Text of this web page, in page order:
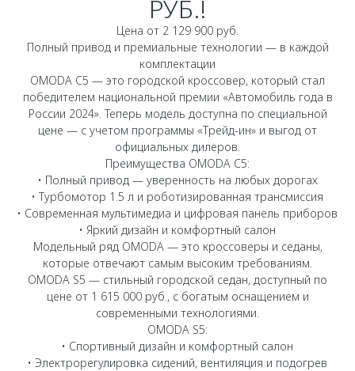
Кредитный калькулятор
Одежда и сувениры
Оригинальные аксессуары
Трейд-ин
Калькулятор трейд-ин
O&J Автоклуб
Клуб владельцев OMODA
Приложение O&J
Аксессуары
Одежда и сувениры
Оригинальные аксессуары
Запчасти
РУБ.!
Цена от 2 129 900 руб.
Полный привод и премиальные технологии — в каждой
комплектации
OMODA C5 — это городской кроссовер, который стал
победителем национальной премии «Автомобиль года в
России 2024». Теперь модель доступна по специальной
цене — с учетом программы «Трейд-ин» и выгод от
официальных дилеров.
Преимущества OMODA C5:
• Полный привод — уверенность на любых дорогах
• Турбомотор 1.5 л и роботизированная трансмиссия
• Современная мультимедиа и цифровая панель приборов
• Яркий дизайн и комфортный салон
Модельный ряд OMODA — это кроссоверы и седаны,
которые отвечают самым высоким требованиям.
OMODA S5 — стильный городской седан, доступный по
цене от 1 615 000 руб., с богатым оснащением и
современными технологиями.
OMODA S5:
• Спортивный дизайн и комфортный салон
• Электрорегулировка сидений, вентиляция и подогрев